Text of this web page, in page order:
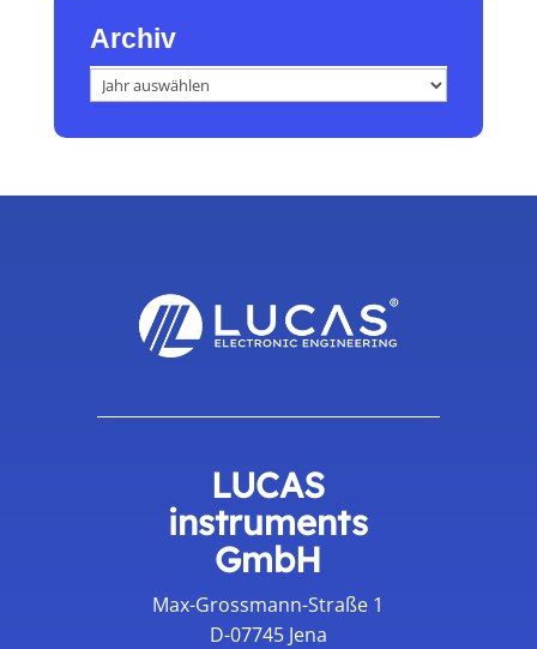
Archiv
Archiv
LUCAS
instruments
GmbH
Max-Grossmann-Straße 1
D-07745 Jena